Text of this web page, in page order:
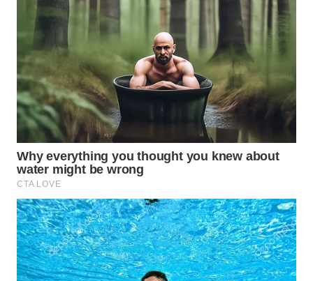
TENGAH
WN DELI
SERDANG
WN
TEBING
TINGGI
WN
PAKPAK
WN
KARAWANG
WN